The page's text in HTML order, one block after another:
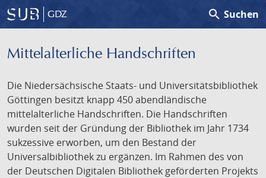
GDZ search Suchen
Mittelalterliche Handschriften
Die Niedersächsische Staats- und Universitätsbibliothek
Göttingen besitzt knapp 450 abendländische
mittelalterliche Handschriften. Die Handschriften
wurden seit der Gründung der Bibliothek im Jahr 1734
sukzessive erworben, um den Bestand der
Universalbibliothek zu ergänzen. Im Rahmen des von
der Deutschen Digitalen Bibliothek geförderten Projekts